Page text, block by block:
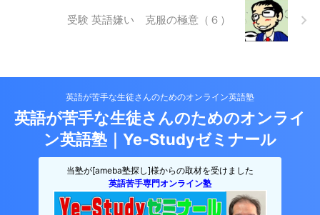
受験 英語嫌い 克服の極意（６）
英語が苦手な生徒さんのためのオンライン英語塾
英語が苦手な生徒さんのためのオンライ
ン英語塾｜Ye-Studyゼミナール
当塾が[ameba塾探し]様からの取材を受けました
英語苦手専門オンライン塾